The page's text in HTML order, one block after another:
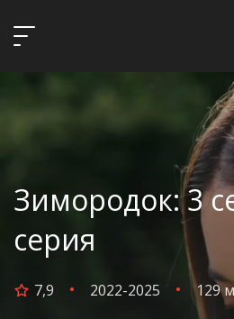
Зимородок: 3
серия
7,9 2022-2025 129